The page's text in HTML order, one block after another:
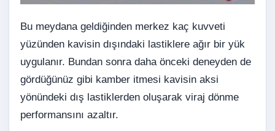
Bu meydana geldiğinden merkez kaç kuvveti
yüzünden kavisin dışındaki lastiklere ağır bir yük
uygulanır. Bundan sonra daha önceki deneyden de
gördüğünüz gibi kamber itmesi kavisin aksi
yönündeki dış lastiklerden oluşarak viraj dönme
performansını azaltır.